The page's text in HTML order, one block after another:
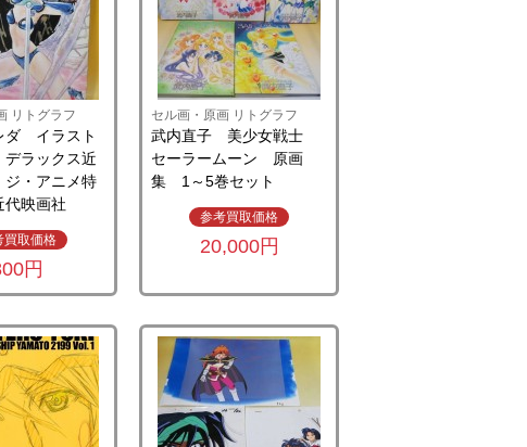
リトグラフ
ダ イラスト
ラックス近
・アニメ特
映画社
買取価格
円
セル画・原画 リトグラフ
武内直子 美少女戦士
セーラームーン 原画
集 1～5巻セット
参考買取価格
20,000円